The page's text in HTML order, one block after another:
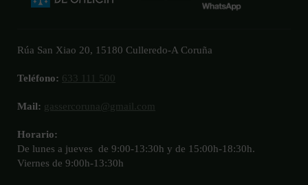
Rúa San Xiao 20, 15180 Culleredo-A Coruña
Teléfono: 633 111 500
Mail: gassercoruna@gmail.com
Horario:
De lunes a jueves de 9:00-13:30h y de 15:00h-18:30h.
Viernes de 9:00h-13:30h